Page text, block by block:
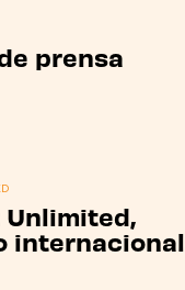
prensa
Unlimited,
internacional